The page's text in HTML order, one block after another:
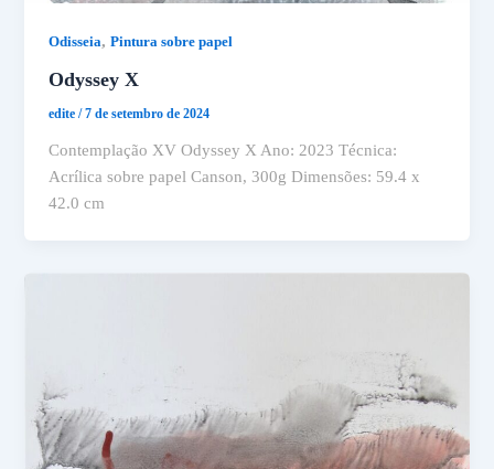
Odisseia,Pintura sobre papel
Odyssey X
edite/7 de setembro de 2024
Contemplação XV Odyssey X Ano: 2023 Técnica:
Acrílica sobre papel Canson, 300g Dimensões: 59.4 x
42.0 cm